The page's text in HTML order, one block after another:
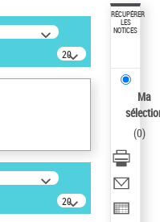
20
résultats/page
20
résultats/page
RÉCUPÉRER
LES
NOTICES
Ma
(0)